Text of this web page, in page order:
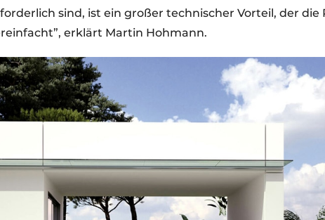
sind, ist ein großer technischer Vorteil, der die
erklärt Martin Hohmann.